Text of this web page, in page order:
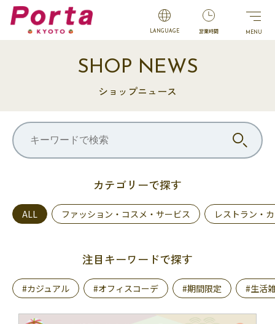
LANGUAGE 営業時間
SHOP NEWS
ショップニュース
カテゴリーで探す
ALL ファッション・コスメ・サービス レストラン・
注目キーワードで探す
#カジュアル #オフィスコーデ #期間限定 #生活